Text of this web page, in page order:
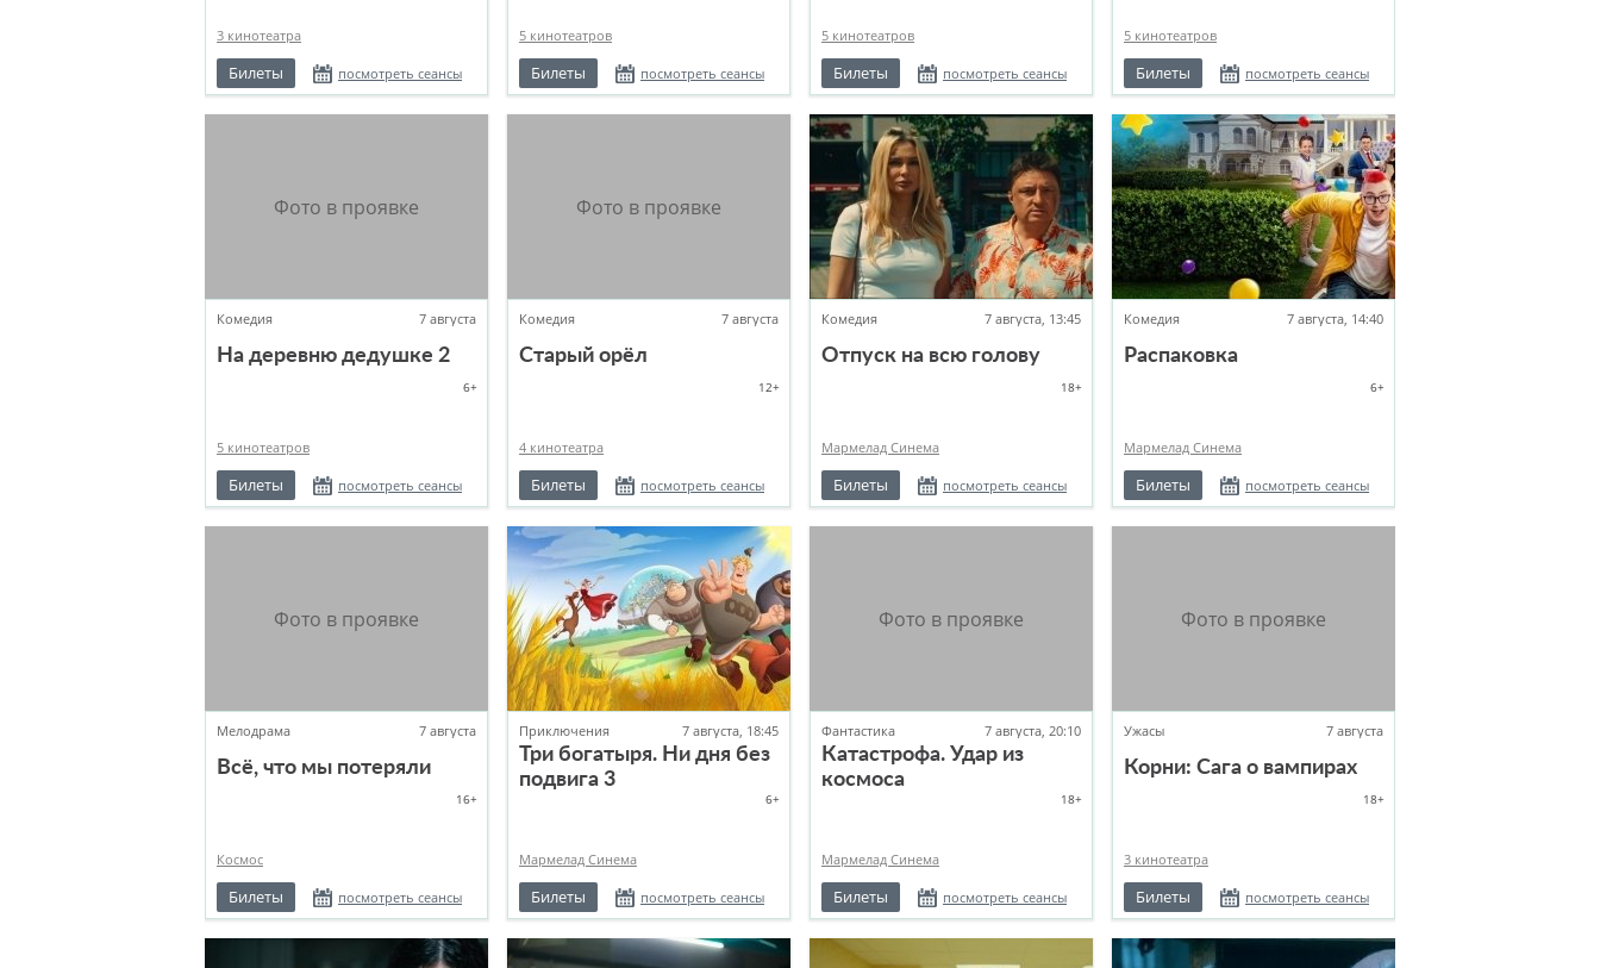
3 кинотеатра
Билеты посмотреть сеансы
5 кинотеатров
Билеты посмотреть сеансы
5 кинотеатров
Билеты посмотреть сеансы
5 кинотеатров
Билеты посмотреть сеансы
Комедия 7 августа
На деревню дедушке 2
6+
5 кинотеатров
Билеты посмотреть сеансы
Комедия 7 августа
Старый орёл
12+
4 кинотеатра
Билеты посмотреть сеансы
Комедия 7 августа, 13:45
Отпуск на всю голову
18+
Мармелад Синема
Билеты посмотреть сеансы
Комедия 7 августа, 14:40
Распаковка
6+
Мармелад Синема
Билеты посмотреть сеансы
Мелодрама 7 августа
Всё, что мы потеряли
16+
Космос
Билеты посмотреть сеансы
Приключения 7 августа, 18:45
Три богатыря. Ни дня без
подвига 3
6+
Мармелад Синема
Билеты посмотреть сеансы
Фантастика 7 августа, 20:10
Катастрофа. Удар из
космоса
18+
Мармелад Синема
Билеты посмотреть сеансы
Ужасы 7 августа
Корни: Сага о вампирах
18+
3 кинотеатра
Билеты посмотреть сеансы